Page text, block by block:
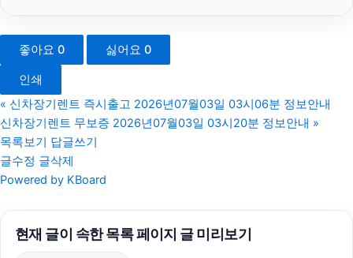
김포공항주차대행
상간녀위자료
좋아요 0 싫어요 0
인쇄
« 신차장기렌트 즉시출고 2026년07월03일 03시06분 정보안내
신차장기렌트 무보증 2026년07월03일 03시20분 정보안내 »
목록보기 답글쓰기
글수정 글삭제
Powered by KBoard
현재 글이 속한 목록 페이지 글 미리보기